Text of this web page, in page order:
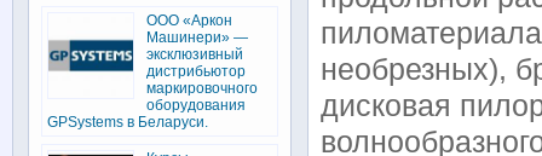
необрезных),
дисковая
ООО «Аркон
Машинери» —
эксклюзивный
дистрибьютор
маркировочного
оборудования
GPSystems в Беларуси.